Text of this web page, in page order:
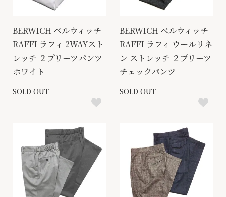
BERWICH ベルウィッチ
RAFFI ラフィ 2WAYスト
レッチ ２プリーツパンツ
ホワイト
SOLD OUT
BERWICH ベルウィッチ
RAFFI ラフィ ウールリネ
ン ストレッチ ２プリーツ
チェックパンツ
SOLD OUT